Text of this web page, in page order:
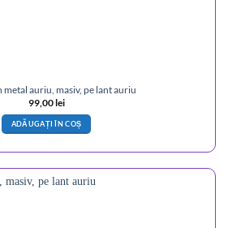
metal auriu, masiv, pe lant auriu
99,00lei
ADĂUGAȚI ÎN COȘ